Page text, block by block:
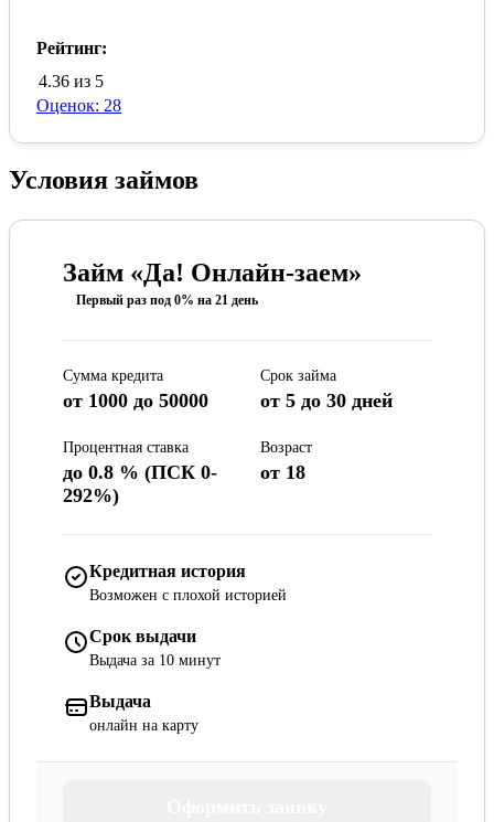
Рейтинг:
4.36 из 5
Оценок: 28
Условия займов
Займ «Да! Онлайн-заем»
Первый раз под 0% на 21 день
Сумма кредита
от 1000 до 50000
Срок займа
от 5 до 30 дней
Процентная ставка
до 0.8 % (ПСК 0-
292%)
Возраст
от 18
Кредитная история
Возможен с плохой историей
Срок выдачи
Выдача за 10 минут
Выдача
онлайн на карту